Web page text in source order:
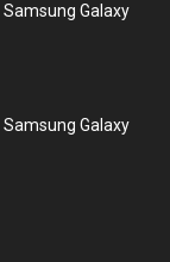
Galaxy
Galaxy